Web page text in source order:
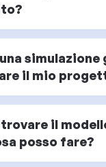
il mio
il
posso fare?